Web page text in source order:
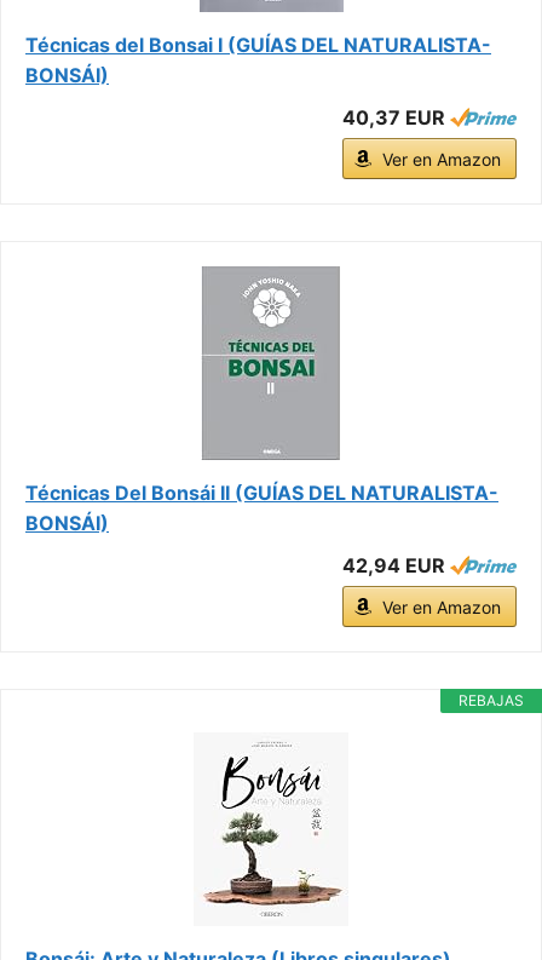
Técnicas del Bonsai I (GUÍAS DEL NATURALISTA-
BONSÁI)
40,37 EUR
Ver en Amazon
Técnicas Del Bonsái II (GUÍAS DEL NATURALISTA-
BONSÁI)
42,94 EUR
Ver en Amazon
REBAJAS